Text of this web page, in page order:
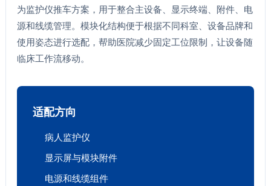
为监护仪推车方案，用于整合主设备、显示终端、附件、电
源和线缆管理。模块化结构便于根据不同科室、设备品牌和
使用姿态进行选配，帮助医院减少固定工位限制，让设备随
临床工作流移动。
适配方向
病人监护仪
显示屏与模块附件
电源和线缆组件